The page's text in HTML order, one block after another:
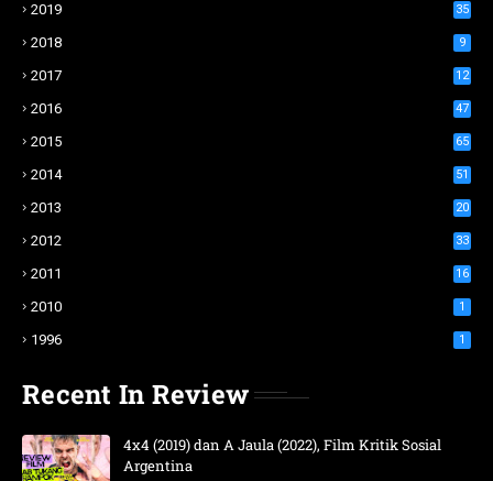
2019 35
2018 9
2017 12
2016 47
2015 65
2014 51
2013 20
2012 33
2011 16
2010 1
1996 1
Recent In Review
4x4 (2019) dan A Jaula (2022), Film Kritik Sosial
Argentina